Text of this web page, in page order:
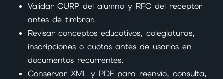
Validar CURP del alumno y RFC del receptor
antes de timbrar.
Revisar conceptos educativos, colegiaturas,
inscripciones o cuotas antes de usarlos en
documentos recurrentes.
Conservar XML y PDF para reenvío, consulta,